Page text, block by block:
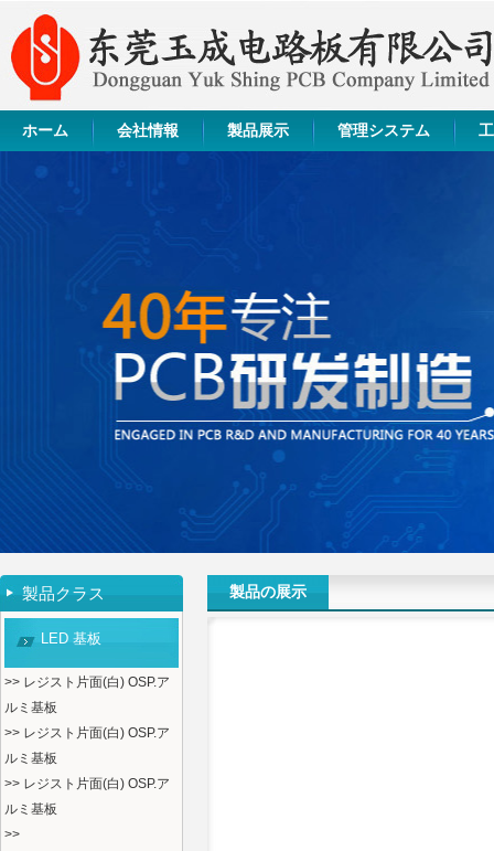
ホーム 会社情報 製品展示 管理システム
製品クラス
LED 基板
>> レジスト片面(白) OSP.ア
ルミ基板
>> レジスト片面(白) OSP.ア
ルミ基板
>> レジスト片面(白) OSP.ア
ルミ基板
>>
製品の展示